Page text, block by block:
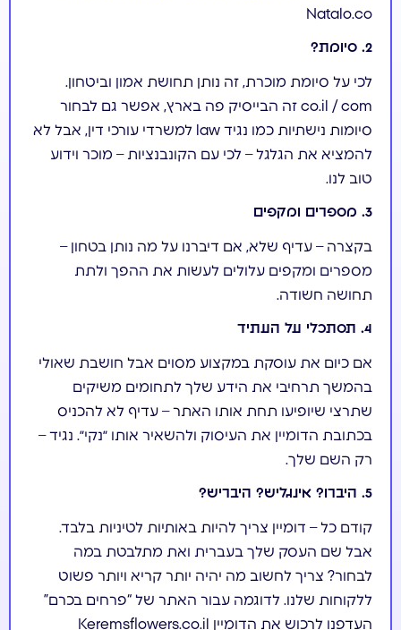
Natalo.co
2. סיומת?
לכי על סיומת מוכרת, זה נותן תחושת אמון וביטחון.
co.il / com זה הבייסיק פה בארץ, אפשר גם לבחור
סיומות נישתיות כמו נגיד law למשרדי עורכי דין, אבל לא
להמציא את הגלגל – לכי עם הקונבנציות – מוכר וידוע
טוב לנו.
3. מספרים ומקפים
בקצרה – עדיף שלא, אם דיברנו על מה נותן בטחון –
מספרים ומקפים עלולים לעשות את ההפך ולתת
תחושה חשודה.
4. תסתכלי על העתיד
אם כיום את עוסקת במקצוע מסוים אבל חושבת שאולי
בהמשך תרחיבי את הידע שלך לתחומים משיקים
שתרצי שיופיעו תחת אותו האתר – עדיף לא להכניס
בכתובת הדומיין את העיסוק ולהשאיר אותו ״נקי״. נגיד –
רק השם שלך.
5. היברו? אינגליש? היבריש?
קודם כל – דומיין צריך להיות באותיות לטיניות בלבד.
אבל שם העסק שלך בעברית ואת מתלבטת במה
לבחור? צריך לחשוב מה יהיה יותר קריא ויותר פשוט
ללקוחות שלנו. לדוגמה עבור האתר של “פרחים בכרם”
העדפנו לרכוש את הדומיין Keremsflowers.co.il